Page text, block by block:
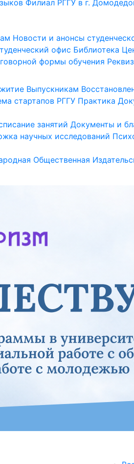
Филиал РГГУ в г.
Новости и анонсы
офис Библиотека
формы обучения
Выпускникам
стартапов РГГУ Практика
занятий Документы и
научных исследований
Общественная